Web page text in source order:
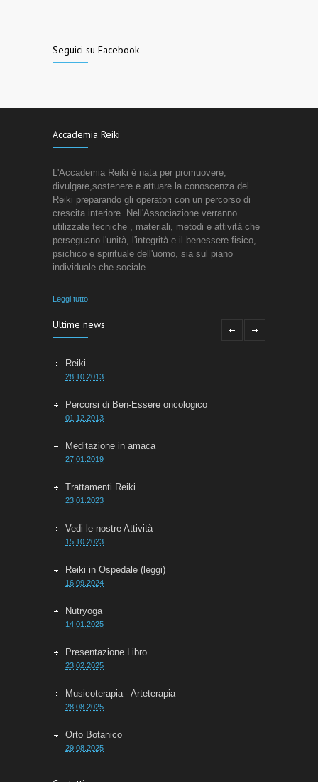
Seguici su Facebook
Accademia Reiki
L'Accademia Reiki è nata per promuovere,
divulgare,sostenere e attuare la conoscenza del
Reiki preparando gli operatori con un percorso di
crescita interiore. Nell'Associazione verranno
utilizzate tecniche , materiali, metodi e attività che
perseguano l'unità, l'integrità e il benessere fisico,
psichico e spirituale dell'uomo, sia sul piano
individuale che sociale.
Leggi tutto
Ultime news
Reiki
28.10.2013
Percorsi di Ben-Essere oncologico
01.12.2013
Meditazione in amaca
27.01.2019
Trattamenti Reiki
23.01.2023
Vedi le nostre Attività
15.10.2023
Reiki in Ospedale (leggi)
16.09.2024
Nutryoga
14.01.2025
Presentazione Libro
23.02.2025
Musicoterapia - Arteterapia
28.08.2025
Orto Botanico
29.08.2025